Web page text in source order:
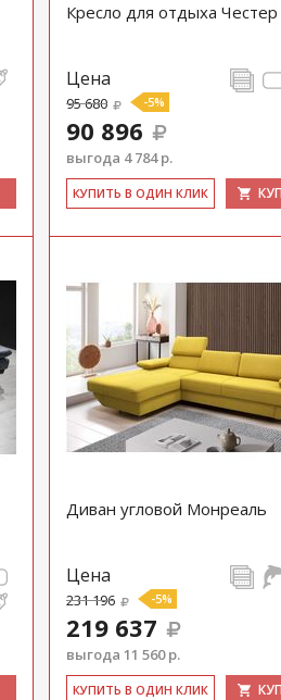
Кресло для отдыха Честер
Цена
95 680 -5%
90 896
выгода 4 784 р.
КУ­ПИТЬ В ОДИН КЛИК
Диван угловой Монреаль
Цена
231 196 -5%
219 637
выгода 11 560 р.
КУ­ПИТЬ В ОДИН КЛИК